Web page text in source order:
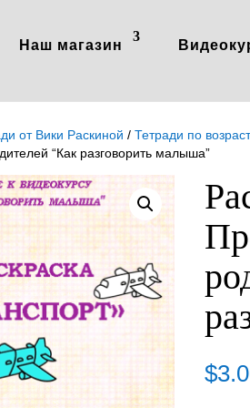
Наш магазин
от Вики Раскиной / Тетради по
“Как разговорить малыша”
$